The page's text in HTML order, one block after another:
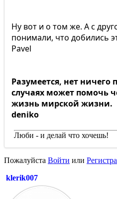
Ну вот и о том же. А с
понимали, что добились
Pavel
Разумеется, нет ничего
случаях может помочь
жизнь мирской жизни.
deniko
Люби - и делай что хочешь!
Пожалуйста Войти или
klerik007